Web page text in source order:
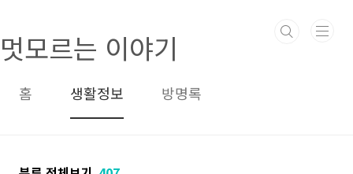
멋모르는 이야기
홈 생활정보 방명록